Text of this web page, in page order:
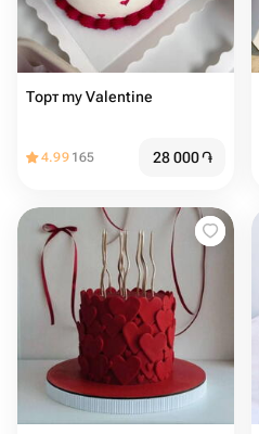
Торт my Valentine
4.99 165 28 000֏